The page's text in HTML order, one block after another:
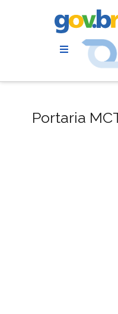
Portaria